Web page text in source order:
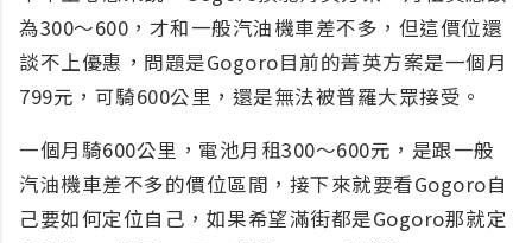
為300～600，才和一般汽油機車差不多，但這價位還
談不上優惠，問題是Gogoro目前的菁英方案是一個月
799元，可騎600公里，還是無法被普羅大眾接受。
一個月騎600公里，電池月租300～600元，是跟一般
汽油機車差不多的價位區間，接下來就要看Gogoro自
己要如何定位自己，如果希望滿街都是Gogoro那就定